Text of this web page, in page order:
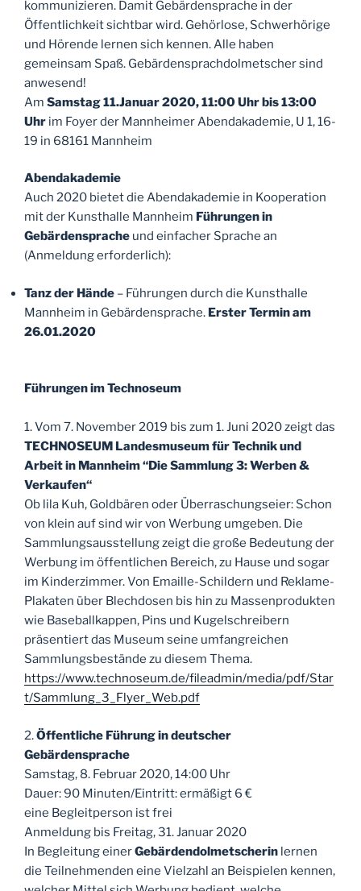
kommunizieren. Damit Gebärdensprache in der
Öffentlichkeit sichtbar wird. Gehörlose, Schwerhörige
und Hörende lernen sich kennen. Alle haben
gemeinsam Spaß. Gebärdensprachdolmetscher sind
anwesend!
Am Samstag 11.Januar 2020, 11:00 Uhr bis 13:00
Uhr im Foyer der Mannheimer Abendakademie, U 1, 16-
19 in 68161 Mannheim
Abendakademie
Auch 2020 bietet die Abendakademie in Kooperation
mit der Kunsthalle Mannheim Führungen in
Gebärdensprache und einfacher Sprache an
(Anmeldung erforderlich):
Tanz der Hände – Führungen durch die Kunsthalle
Mannheim in Gebärdensprache. Erster Termin am
26.01.2020
Führungen im Technoseum
1. Vom 7. November 2019 bis zum 1. Juni 2020 zeigt das
TECHNOSEUM Landesmuseum für Technik und
Arbeit in Mannheim“Die Sammlung 3: Werben &
Verkaufen“
Ob lila Kuh, Goldbären oder Überraschungseier: Schon
von klein auf sind wir von Werbung umgeben. Die
Sammlungsausstellung zeigt die große Bedeutung der
Werbung im öffentlichen Bereich, zu Hause und sogar
im Kinderzimmer. Von Emaille-Schildern und Reklame-
Plakaten über Blechdosen bis hin zu Massenprodukten
wie Baseballkappen, Pins und Kugelschreibern
präsentiert das Museum seine umfangreichen
Sammlungsbestände zu diesem Thema.
https://www.technoseum.de/fileadmin/media/pdf/Star
t/Sammlung_3_Flyer_Web.pdf
2.Öffentliche Führung in deutscher
Gebärdensprache
Samstag, 8. Februar 2020, 14:00 Uhr
Dauer: 90 Minuten/Eintritt: ermäßigt 6 €
eine Begleitperson ist frei
Anmeldung bis Freitag, 31. Januar 2020
In Begleitung einerGebärdendolmetscherin lernen
die Teilnehmenden eine Vielzahl an Beispielen kennen,